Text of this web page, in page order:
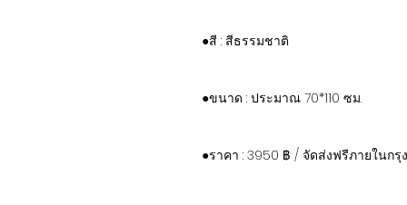
●สี : สีธรรมชาติ
●ขนาด : ประมาณ 70*110 ซม.
●ราคา : 3950 ฿ / จัดส่งฟรีภายในกรุ